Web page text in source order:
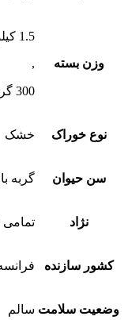
وزن بسته
1.5 کیلوگرم
,
300 گرم
نوع خوراک خشک
سن حیوان گربه
نژاد تمامی
کشور سازنده
وضعیت سلامت سالم